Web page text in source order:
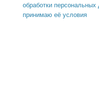
обработки персональных
принимаю её условия